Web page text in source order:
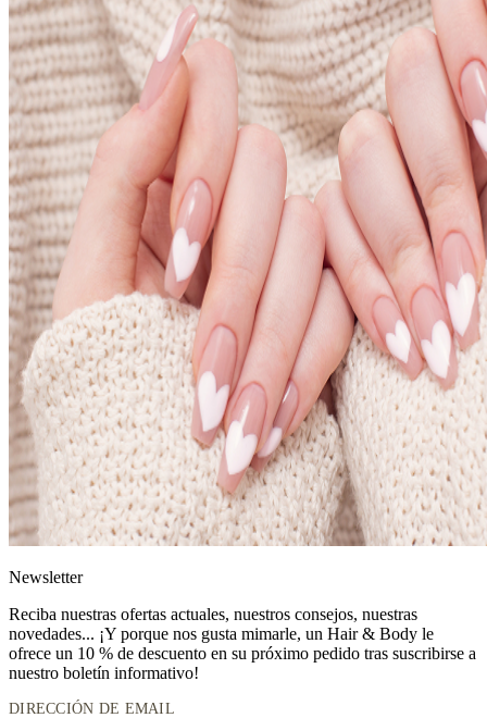
Newsletter
Reciba nuestras ofertas actuales, nuestros consejos, nuestras
novedades... ¡Y porque nos gusta mimarle, un Hair & Body le
ofrece un 10 % de descuento en su próximo pedido tras suscribirse a
nuestro boletín informativo!
DIRECCIÓN DE EMAIL